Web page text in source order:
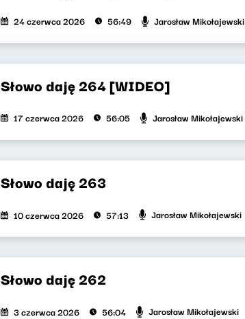
24 czerwca 2026 56:49 Jarosław Mikołajewski
Słowo daję 264 [WIDEO]
17 czerwca 2026 56:05 Jarosław Mikołajewski
Słowo daję 263
10 czerwca 2026 57:13 Jarosław Mikołajewski
Słowo daję 262
3 czerwca 2026 56:04 Jarosław Mikołajewski